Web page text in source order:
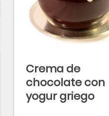
Crema de
chocolate con
yogur griego